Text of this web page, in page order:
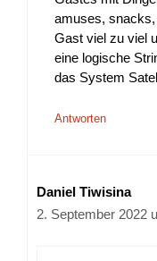
amuses,
Gast viel zu viel
eine logische
das System
Antworten
Daniel Tiwisina
2. September 2022